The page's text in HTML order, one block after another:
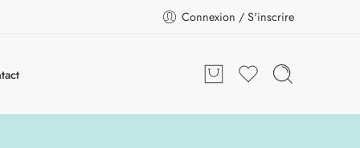
Connexion / S'inscrire